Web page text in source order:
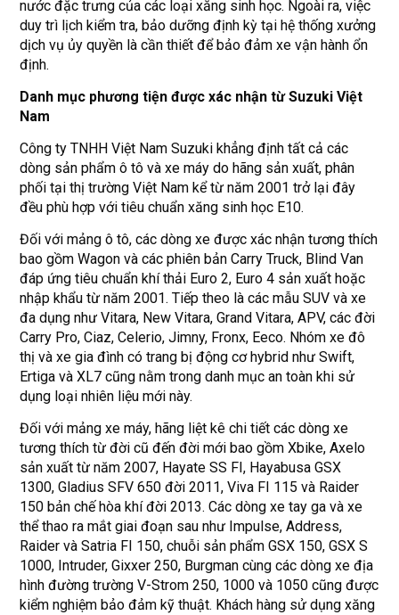
nước đặc trưng của các loại xăng sinh học. Ngoài ra, việc
duy trì lịch kiểm tra, bảo dưỡng định kỳ tại hệ thống xưởng
dịch vụ ủy quyền là cần thiết để bảo đảm xe vận hành ổn
định.
Danh mục phương tiện được xác nhận từ Suzuki Việt
Nam
Công ty TNHH Việt Nam Suzuki khẳng định tất cả các
dòng sản phẩm ô tô và xe máy do hãng sản xuất, phân
phối tại thị trường Việt Nam kể từ năm 2001 trở lại đây
đều phù hợp với tiêu chuẩn xăng sinh học E10.
Đối với mảng ô tô, các dòng xe được xác nhận tương thích
bao gồm Wagon và các phiên bản Carry Truck, Blind Van
đáp ứng tiêu chuẩn khí thải Euro 2, Euro 4 sản xuất hoặc
nhập khẩu từ năm 2001. Tiếp theo là các mẫu SUV và xe
đa dụng như Vitara, New Vitara, Grand Vitara, APV, các đời
Carry Pro, Ciaz, Celerio, Jimny, Fronx, Eeco. Nhóm xe đô
thị và xe gia đình có trang bị động cơ hybrid như Swift,
Ertiga và XL7 cũng nằm trong danh mục an toàn khi sử
dụng loại nhiên liệu mới này.
Đối với mảng xe máy, hãng liệt kê chi tiết các dòng xe
tương thích từ đời cũ đến đời mới bao gồm Xbike, Axelo
sản xuất từ năm 2007, Hayate SS FI, Hayabusa GSX
1300, Gladius SFV 650 đời 2011, Viva FI 115 và Raider
150 bản chế hòa khí đời 2013. Các dòng xe tay ga và xe
thể thao ra mắt giai đoạn sau như Impulse, Address,
Raider và Satria FI 150, chuỗi sản phẩm GSX 150, GSX S
1000, Intruder, Gixxer 250, Burgman cùng các dòng xe địa
hình đường trường V-Strom 250, 1000 và 1050 cũng được
kiểm nghiệm bảo đảm kỹ thuật. Khách hàng sử dụng xăng